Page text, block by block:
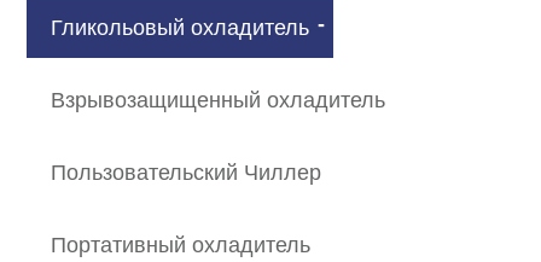
Гликольовый охладитель
Взрывозащищенный охладитель
Пользовательский Чиллер
Портативный охладитель